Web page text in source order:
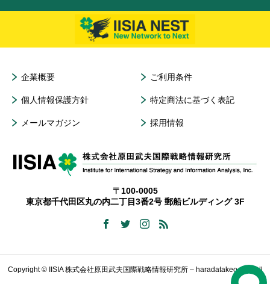
企業概要 ご利用条件
個人情報保護方針 特定商法に基づく表記
メールマガジン 採用情報
〒100-0005
東京都千代田区丸の内二丁目3番2号 郵船ビルディング 3F
Copyright © IISIA 株式会社原田武夫国際戦略情報研究所 – haradatakeo.com All